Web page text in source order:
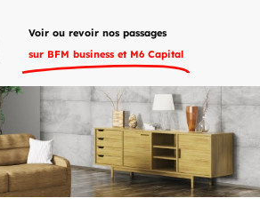
Voir ou revoir nos passages
sur BFM business et M6 Capital